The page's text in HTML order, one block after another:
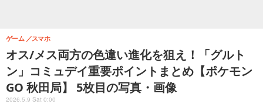
オス/メス両方の色違い進化を狙え！「グルト
ン」コミュデイ重要ポイントまとめ【ポケモン
GO 秋田局】 5枚目の写真・画像
ゲーム スマホ
2026.5.9 Sat 0:00